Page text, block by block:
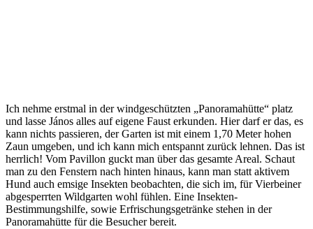
Ich nehme erstmal in der windgeschützten „Panoramahütte“ platz
und lasse János alles auf eigene Faust erkunden. Hier darf er das, es
kann nichts passieren, der Garten ist mit einem 1,70 Meter hohen
Zaun umgeben, und ich kann mich entspannt zurück lehnen. Das ist
herrlich! Vom Pavillon guckt man über das gesamte Areal. Schaut
man zu den Fenstern nach hinten hinaus, kann man statt aktivem
Hund auch emsige Insekten beobachten, die sich im, für Vierbeiner
abgesperrten Wildgarten wohl fühlen. Eine Insekten-
Bestimmungshilfe, sowie Erfrischungsgetränke stehen in der
Panoramahütte für die Besucher bereit.